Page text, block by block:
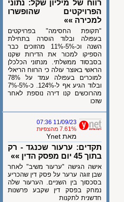
רווח של מיליון שקל: נתוני
הפרויקטים שהופשרו
למכירה »»
"תקופת החסימה" בפרויקטים
בעפולה ובלוד הוסרה בתחילת
השנה וכ-5%-11% מהזוכים כבר
הספיקו למכור את הדירות שקנו
בסבסוד ממשלתי. מנתוני הכלכלן
הראשי באוצר עולה כי הרווח הריאלי
למוכרים בעפולה עמד על 78%
ובלוד הגיע אף ל-124%. כ-5%-7%
מהרוכשים קנו דירה נוספת לאחר
שזכו
11/09/23 07:36
7.61% מהצפיות
מאת Ynet
תקדים: ערעור שכנגד - רק
בתוך 45 יום מפסק הדין »»
אישה הגישה "ערעור משיב" לאחר
שבן זוגה ערער על פסק דין שהכריע
בסכסוך בין השניים. הערעור שלה
נמחק בפסק דין שקבע פרשנות
חדשנית לתקנות